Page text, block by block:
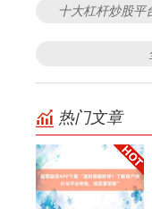
十大杠杆炒股平
热门文章